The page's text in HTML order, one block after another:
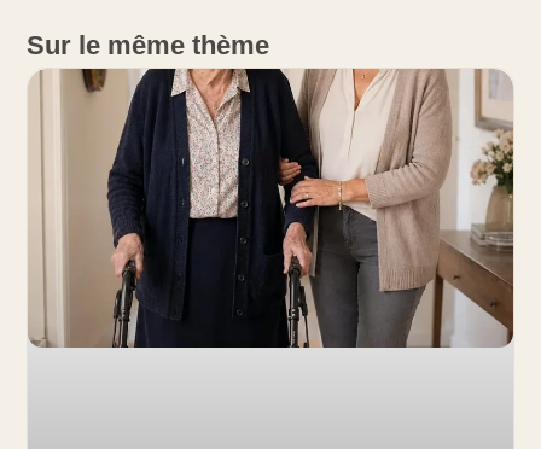
Sur le même thème